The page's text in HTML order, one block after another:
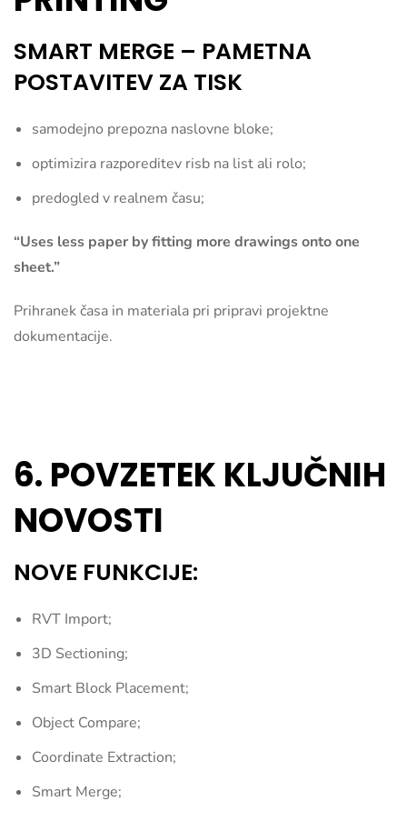
SMART MERGE – PAMETNA
POSTAVITEV ZA TISK
samodejno prepozna naslovne bloke;
optimizira razporeditev risb na list ali rolo;
predogled v realnem času;
“Uses less paper by fitting more drawings onto one
sheet.”
Prihranek časa in materiala pri pripravi projektne
dokumentacije.
6. POVZETEK KLJUČNIH
NOVOSTI
NOVE FUNKCIJE:
RVT Import;
3D Sectioning;
Smart Block Placement;
Object Compare;
Coordinate Extraction;
Smart Merge;